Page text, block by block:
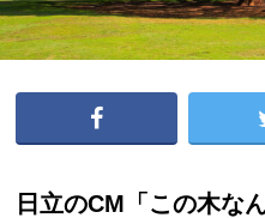
日立のCM「この木な